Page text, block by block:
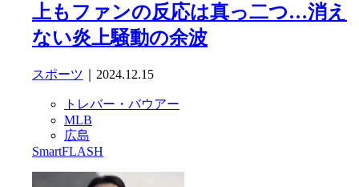
上もファンの反応は真っ二つ…消え
ない炎上騒動の余波
スポーツ ｜2024.12.15
トレバー・バウアー
MLB
広島
SmartFLASH